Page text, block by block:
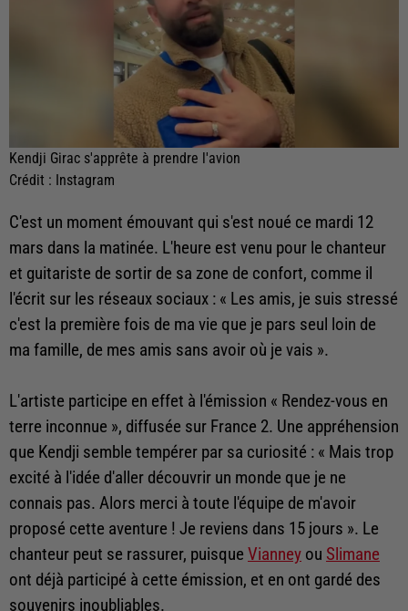
Kendji Girac s'apprête à prendre l'avion
Crédit : Instagram
C'est un moment émouvant qui s'est noué ce mardi 12
mars dans la matinée. L'heure est venu pour le chanteur
et guitariste de sortir de sa zone de confort, comme il
l'écrit sur les réseaux sociaux : « Les amis, je suis stressé
c'est la première fois de ma vie que je pars seul loin de
ma famille, de mes amis sans avoir où je vais ».
L'artiste participe en effet à l'émission « Rendez-vous en
terre inconnue », diffusée sur France 2. Une appréhension
que Kendji semble tempérer par sa curiosité : « Mais trop
excité à l'idée d'aller découvrir un monde que je ne
connais pas. Alors merci à toute l'équipe de m'avoir
proposé cette aventure ! Je reviens dans 15 jours ». Le
chanteur peut se rassurer, puisque Vianney ou Slimane
ont déjà participé à cette émission, et en ont gardé des
souvenirs inoubliables.